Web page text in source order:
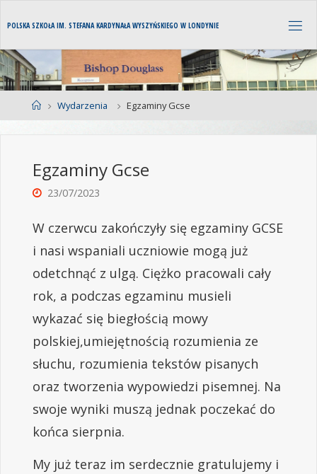
POLSKA SZKOŁA IM. STEFANA KARDYNAŁA WYSZYŃSKIEGO W LONDYNIE
Wydarzenia Egzaminy Gcse
Egzaminy Gcse
23/07/2023
W czerwcu zakończyły się egzaminy GCSE
i nasi wspaniali uczniowie mogą już
odetchnąć z ulgą. Ciężko pracowali cały
rok, a podczas egzaminu musieli
wykazać się biegłością mowy
polskiej,umiejętnością rozumienia ze
słuchu, rozumienia tekstów pisanych
oraz tworzenia wypowiedzi pisemnej. Na
swoje wyniki muszą jednak poczekać do
końca sierpnia.
My już teraz im serdecznie gratulujemy i